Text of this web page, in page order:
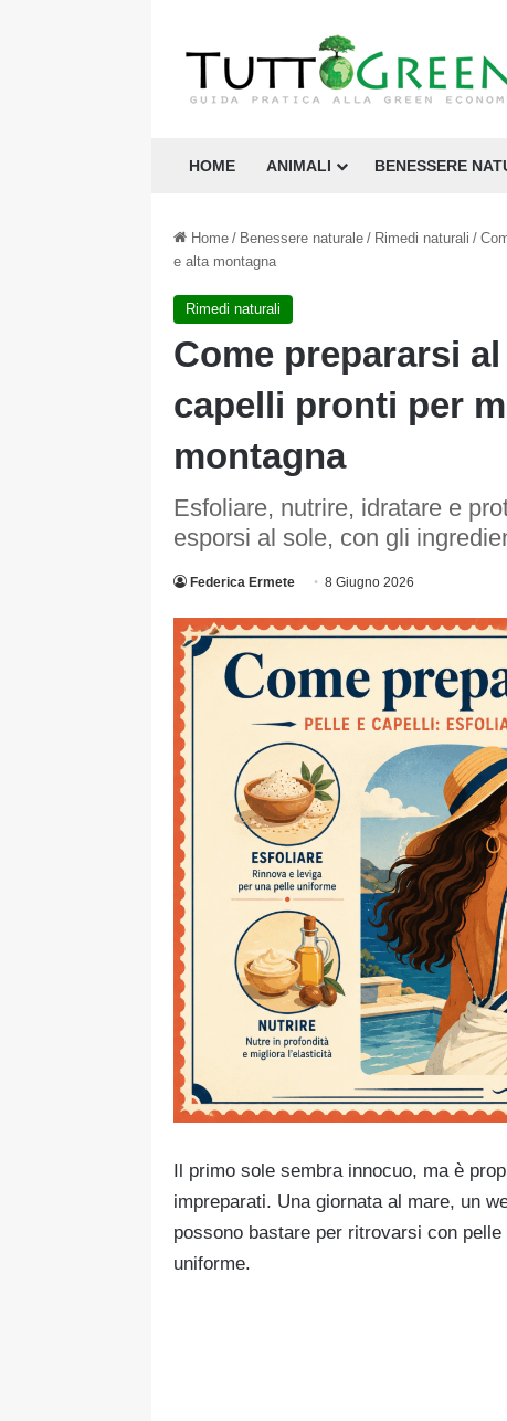
HOME ANIMALI BENESSERE
Home / Benessere naturale / Rimedi naturali /
e alta montagna
Rimedi naturali
Come prepararsi
capelli pronti per
montagna
Esfoliare, nutrire, idratare e
esporsi al sole, con gli
Federica Ermete 8 Giugno 2026
Il primo sole sembra innocuo, ma è
impreparati. Una giornata al mare, un
possono bastare per ritrovarsi con
uniforme.